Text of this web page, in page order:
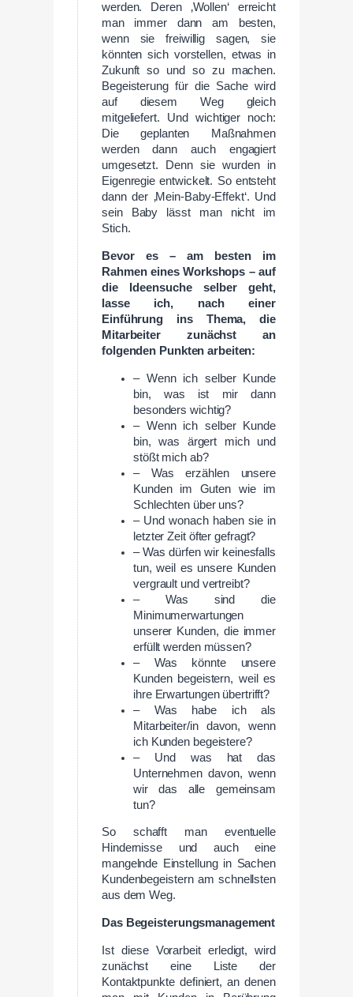
werden. Deren ‚Wollen‘ erreicht
man immer dann am besten,
wenn sie freiwillig sagen, sie
könnten sich vorstellen, etwas in
Zukunft so und so zu machen.
Begeisterung für die Sache wird
auf diesem Weg gleich
mitgeliefert. Und wichtiger noch:
Die geplanten Maßnahmen
werden dann auch engagiert
umgesetzt. Denn sie wurden in
Eigenregie entwickelt. So entsteht
dann der ‚Mein-Baby-Effekt‘. Und
sein Baby lässt man nicht im
Stich.
Bevor es – am besten im
Rahmen eines Workshops – auf
die Ideensuche selber geht,
lasse ich, nach einer
Einführung ins Thema, die
Mitarbeiter zunächst an
folgenden Punkten arbeiten:
– Wenn ich selber Kunde
bin, was ist mir dann
besonders wichtig?
– Wenn ich selber Kunde
bin, was ärgert mich und
stößt mich ab?
– Was erzählen unsere
Kunden im Guten wie im
Schlechten über uns?
– Und wonach haben sie in
letzter Zeit öfter gefragt?
– Was dürfen wir keinesfalls
tun, weil es unsere Kunden
vergrault und vertreibt?
– Was sind die
Minimumerwartungen
unserer Kunden, die immer
erfüllt werden müssen?
– Was könnte unsere
Kunden begeistern, weil es
ihre Erwartungen übertrifft?
– Was habe ich als
Mitarbeiter/in davon, wenn
ich Kunden begeistere?
– Und was hat das
Unternehmen davon, wenn
wir das alle gemeinsam
tun?
So schafft man eventuelle
Hindernisse und auch eine
mangelnde Einstellung in Sachen
Kundenbegeistern am schnellsten
aus dem Weg.
Das Begeisterungsmanagement
Ist diese Vorarbeit erledigt, wird
zunächst eine Liste der
Kontaktpunkte definiert, an denen